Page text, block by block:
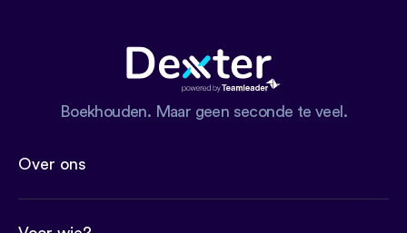
Boekhouden. Maar geen seconde te veel.
Over ons